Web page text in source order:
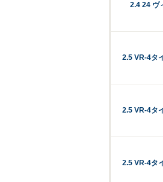
2.4 24 ヴ
2.5 VR-4タ
2.5 VR-4タ
2.5 VR-4タ